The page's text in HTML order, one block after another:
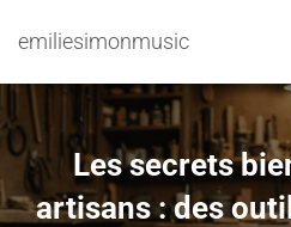
emiliesimonmusic
Les secrets
artisans : des